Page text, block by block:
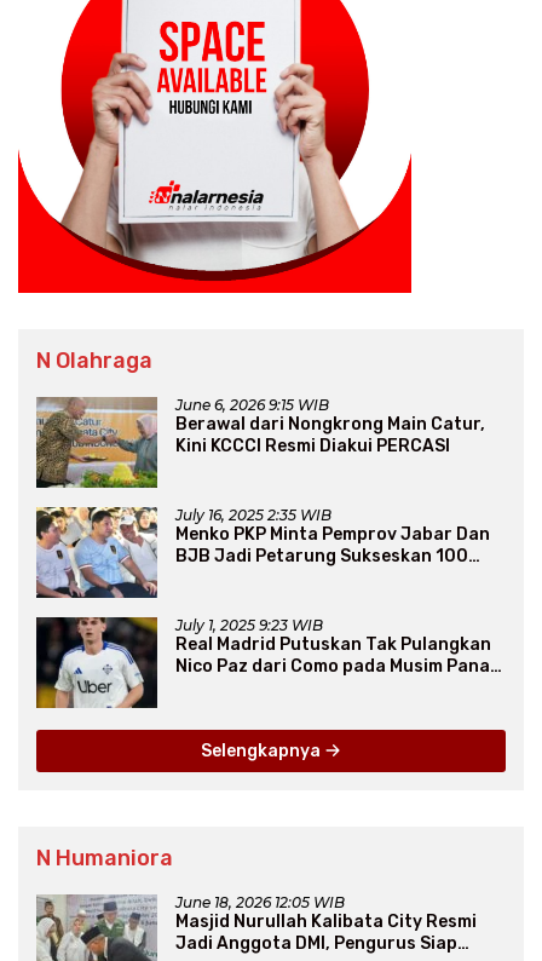
N Olahraga
June 6, 2026 9:15 WIB
Berawal dari Nongkrong Main Catur,
Kini KCCCI Resmi Diakui PERCASI
July 16, 2025 2:35 WIB
Menko PKP Minta Pemprov Jabar Dan
BJB Jadi Petarung Sukseskan 100
July 1, 2025 9:23 WIB
Real Madrid Putuskan Tak Pulangkan
Nico Paz dari Como pada Musim Panas
Selengkapnya
N Humaniora
June 18, 2026 12:05 WIB
Masjid Nurullah Kalibata City Resmi
Jadi Anggota DMI, Pengurus Siap